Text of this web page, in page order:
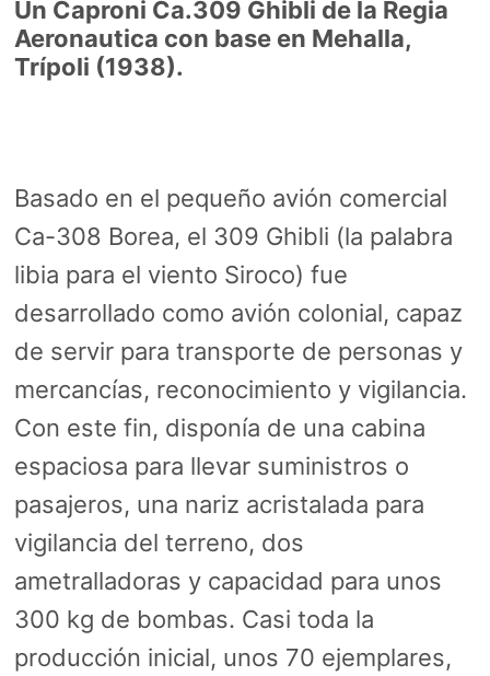
Un Caproni Ca.309 Ghibli de la Regia
Aeronautica con base en Mehalla,
Trípoli (1938).
Basado en el pequeño avión comercial
Ca-308 Borea, el 309 Ghibli (la palabra
libia para el viento Siroco) fue
desarrollado como avión colonial, capaz
de servir para transporte de personas y
mercancías, reconocimiento y vigilancia.
Con este fin, disponía de una cabina
espaciosa para llevar suministros o
pasajeros, una nariz acristalada para
vigilancia del terreno, dos
ametralladoras y capacidad para unos
300 kg de bombas. Casi toda la
producción inicial, unos 70 ejemplares,